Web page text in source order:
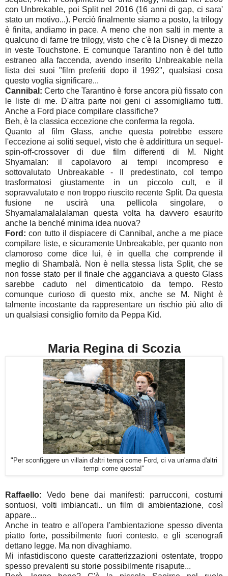
con Unbrekable, poi Split nel 2016 (16 anni di gap, ci sara'
stato un motivo...). Perciò finalmente siamo a posto, la trilogy
è finita, andiamo in pace. A meno che non salti in mente a
qualcuno di farne tre trilogy, visto che c'è la Disney di mezzo
in veste Touchstone. E comunque Tarantino non è del tutto
estraneo alla faccenda, avendo inserito Unbreakable nella
lista dei suoi "film preferiti dopo il 1992", qualsiasi cosa
questo voglia significare...
Cannibal: Certo che Tarantino è forse ancora più fissato con
le liste di me. D'altra parte noi geni ci assomigliamo tutti.
Anche a Ford piace compilare classifiche?
Beh, è la classica eccezione che conferma la regola.
Quanto al film Glass, anche questa potrebbe essere
l'eccezione ai soliti sequel, visto che è addirittura un sequel-
spin-off-crossover di due film differenti di M. Night
Shyamalan: il capolavoro ai tempi incompreso e
sottovalutato Unbreakable - Il predestinato, col tempo
trasformatosi giustamente in un piccolo cult, e il
sopravvalutato e non troppo riuscito recente Split. Da questa
fusione ne uscirà una pellicola singolare, o
Shyamalamalalalaman questa volta ha davvero esaurito
anche la benché minima idea nuova?
Ford: con tutto il dispiacere di Cannibal, anche a me piace
compilare liste, e sicuramente Unbreakable, per quanto non
clamoroso come dice lui, è in quella che comprende il
meglio di Shambalà. Non è nella stessa lista Split, che se
non fosse stato per il finale che agganciava a questo Glass
sarebbe caduto nel dimenticatoio da tempo. Resto
comunque curioso di questo mix, anche se M. Night è
talmente incostante da rappresentare un rischio più alto di
un qualsiasi consiglio fornito da Peppa Kid.
Maria Regina di Scozia
"Per sconfiggere un villain d'altri tempi come Ford, ci va un'arma d'altri
tempi come questa!"
Raffaello: Vedo bene dai manifesti: parrucconi, costumi
sontuosi, volti imbiancati.. un film di ambientazione, così
appare...
Anche in teatro e all'opera l'ambientazione spesso diventa
piatto forte, possibilmente fuori contesto, e gli scenografi
dettano legge. Ma non divaghiamo.
Mi infastidiscono queste caratterizzazioni ostentate, troppo
spesso prevalenti su storie possibilmente risapute...